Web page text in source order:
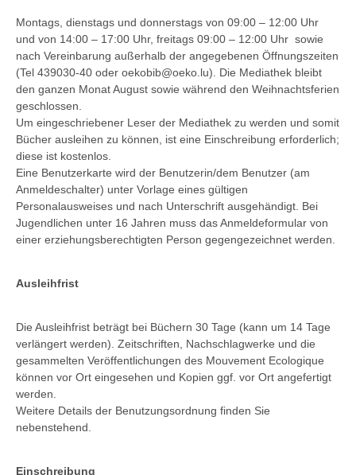
Montags, dienstags und donnerstags von 09:00 – 12:00 Uhr
und von 14:00 – 17:00 Uhr, freitags 09:00 – 12:00 Uhr sowie
nach Vereinbarung außerhalb der angegebenen Öffnungszeiten
(Tel 439030-40 oder oekobib@oeko.lu). Die Mediathek bleibt
den ganzen Monat August sowie während den Weihnachtsferien
geschlossen.
Um eingeschriebener Leser der Mediathek zu werden und somit
Bücher ausleihen zu können, ist eine Einschreibung erforderlich;
diese ist kostenlos.
Eine Benutzerkarte wird der Benutzerin/dem Benutzer (am
Anmeldeschalter) unter Vorlage eines gültigen
Personalausweises und nach Unterschrift ausgehändigt. Bei
Jugendlichen unter 16 Jahren muss das Anmeldeformular von
einer erziehungsberechtigten Person gegengezeichnet werden.
Ausleihfrist
Die Ausleihfrist beträgt bei Büchern 30 Tage (kann um 14 Tage
verlängert werden). Zeitschriften, Nachschlagwerke und die
gesammelten Veröffentlichungen des Mouvement Ecologique
können vor Ort eingesehen und Kopien ggf. vor Ort angefertigt
werden.
Weitere Details der Benutzungsordnung finden Sie
nebenstehend.
Einschreibung